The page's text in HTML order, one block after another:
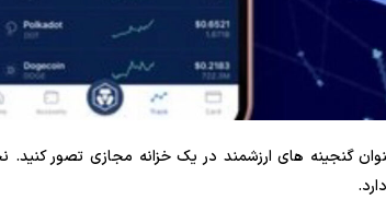
گنجینه های ارزشمند در یک خزانه مجازی تصور